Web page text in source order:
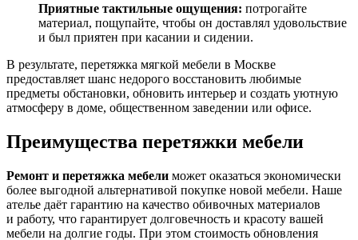
Приятные тактильные ощущения: потрогайте
материал, пощупайте, чтобы он доставлял удовольствие
и был приятен при касании и сидении.
В результате, перетяжка мягкой мебели в Москве
предоставляет шанс недорого восстановить любимые
предметы обстановки, обновить интерьер и создать уютную
атмосферу в доме, общественном заведении или офисе.
Преимущества перетяжки мебели
Ремонт и перетяжка мебели может оказаться экономически
более выгодной альтернативой покупке новой мебели. Наше
ателье даёт гарантию на качество обивочных материалов
и работу, что гарантирует долговечность и красоту вашей
мебели на долгие годы. При этом стоимость обновления